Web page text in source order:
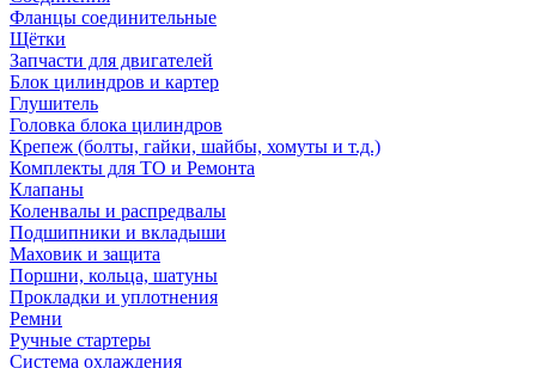
Фланцы соединительные
Щётки
Запчасти для двигателей
Блок цилиндров и картер
Глушитель
Головка блока цилиндров
Крепеж (болты, гайки, шайбы, хомуты и т.д.)
Комплекты для ТО и Ремонта
Клапаны
Коленвалы и распредвалы
Подшипники и вкладыши
Маховик и защита
Поршни, кольца, шатуны
Прокладки и уплотнения
Ремни
Ручные стартеры
Система охлаждения